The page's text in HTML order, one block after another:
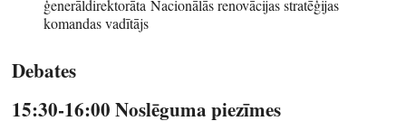
ģenerāldirektorāta Nacionālās renovācijas stratēģijas
komandas vadītājs
Debates
15:30-16:00 Noslēguma piezīmes